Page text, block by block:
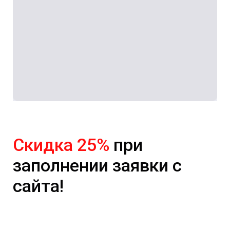
Скидка 25% при
заполнении заявки с
сайта!